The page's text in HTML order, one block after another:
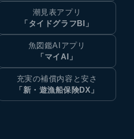
潮見表アプリ
「タイドグラフBI」
魚図鑑AIアプリ
「マイAI」
充実の補償内容と安さ
「新・遊漁船保険DX」